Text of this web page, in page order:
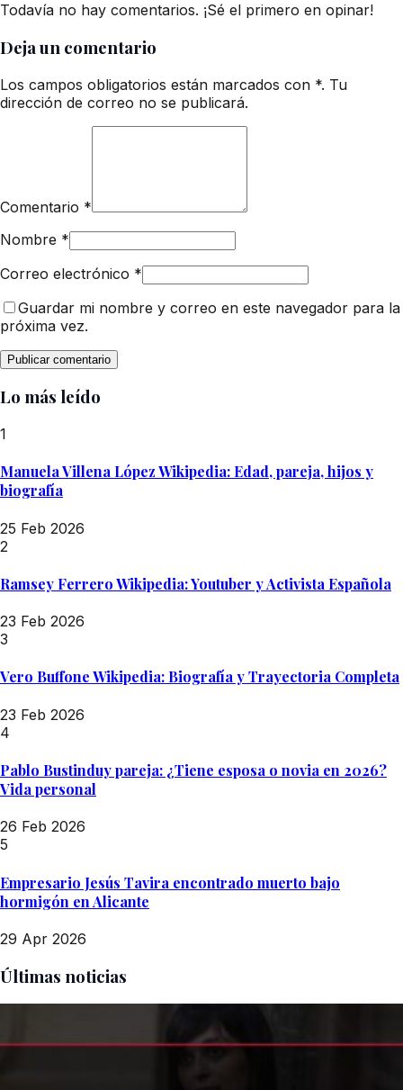
Todavía no hay comentarios. ¡Sé el primero en opinar!
Deja un comentario
Los campos obligatorios están marcados con *. Tu
dirección de correo no se publicará.
Comentario *
Nombre *
Correo electrónico *
Guardar mi nombre y correo en este navegador para la
próxima vez.
Lo más leído
1
Manuela Villena López Wikipedia: Edad, pareja, hijos y
biografía
25 Feb 2026
2
Ramsey Ferrero Wikipedia: Youtuber y Activista Española
23 Feb 2026
3
Vero Buffone Wikipedia: Biografía y Trayectoria Completa
23 Feb 2026
4
Pablo Bustinduy pareja: ¿Tiene esposa o novia en 2026?
Vida personal
26 Feb 2026
5
Empresario Jesús Tavira encontrado muerto bajo
hormigón en Alicante
29 Apr 2026
Últimas noticias